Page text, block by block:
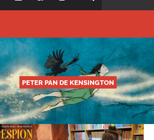
PETER PAN DE KENSINGTON